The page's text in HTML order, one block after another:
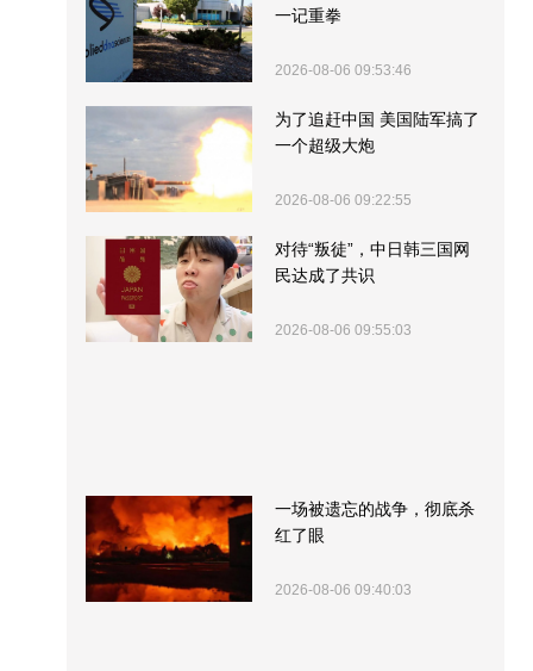
一记重拳
2026-08-06 09:53:46
为了追赶中国 美国陆军搞了
一个超级大炮
2026-08-06 09:22:55
对待“叛徒”，中日韩三国网
民达成了共识
2026-08-06 09:55:03
一场被遗忘的战争，彻底杀
红了眼
2026-08-06 09:40:03